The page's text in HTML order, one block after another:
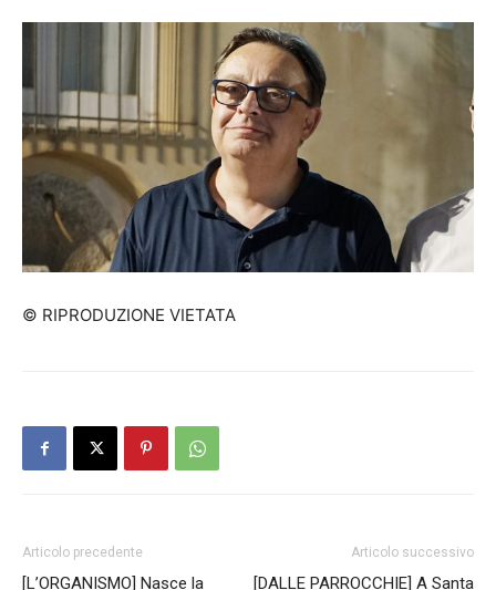
© RIPRODUZIONE VIETATA
Articolo precedente
[L’ORGANISMO] Nasce la
Articolo successivo
[DALLE PARROCCHIE] A Santa